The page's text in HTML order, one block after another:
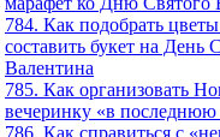
784. Как подобрать
составить букет на День
Валентина
785. Как организовать
вечеринку «в
786. Как справиться с